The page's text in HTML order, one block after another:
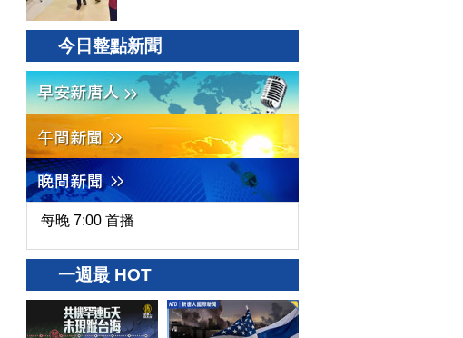
今日整點新聞
每晚 7:00 首播
一週最 HOT